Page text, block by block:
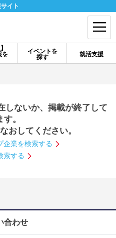
イト
を
イベントを
探す
就活支援
ログイン
生】
を探す
インターンを探す
しないか、掲載が終了して
す。
おしてください。
企業を検索する
索する
合わせ